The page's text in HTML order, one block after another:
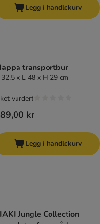
Legg i handlekurv
transportbur
32,5 x L 48 x H 29 cm
kr
vurdert
Legg i handlekurv
Jungle Collection